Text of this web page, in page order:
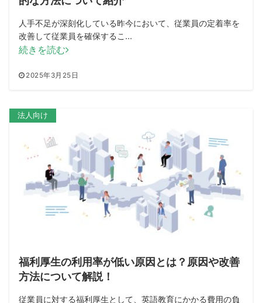
人手不足が深刻化している昨今において、従業員の定着率を
改善して従業員を確保するこ...
2025年3月25日
続きを読む
法人向け
福利厚生の利用率が低い原因とは？原因や改善
方法について解説！
従業員に対する福利厚生として、英語教育にかかる費用の負